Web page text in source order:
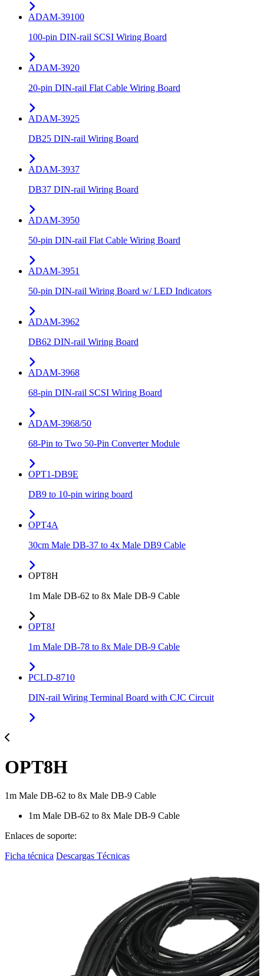
ADAM-39100
100-pin DIN-rail SCSI Wiring Board
ADAM-3920
20-pin DIN-rail Flat Cable Wiring Board
ADAM-3925
DB25 DIN-rail Wiring Board
ADAM-3937
DB37 DIN-rail Wiring Board
ADAM-3950
50-pin DIN-rail Flat Cable Wiring Board
ADAM-3951
50-pin DIN-rail Wiring Board w/ LED Indicators
ADAM-3962
DB62 DIN-rail Wiring Board
ADAM-3968
68-pin DIN-rail SCSI Wiring Board
ADAM-3968/50
68-Pin to Two 50-Pin Converter Module
OPT1-DB9E
DB9 to 10-pin wiring board
OPT4A
30cm Male DB-37 to 4x Male DB9 Cable
OPT8H
1m Male DB-62 to 8x Male DB-9 Cable
OPT8J
1m Male DB-78 to 8x Male DB-9 Cable
PCLD-8710
DIN-rail Wiring Terminal Board with CJC Circuit
OPT8H
1m Male DB-62 to 8x Male DB-9 Cable
1m Male DB-62 to 8x Male DB-9 Cable
Enlaces de soporte:
Ficha técnica Descargas Técnicas